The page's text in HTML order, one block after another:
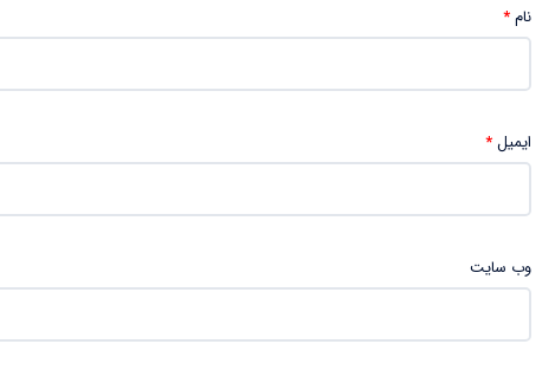
نام*
ایمیل*
وب‌ سایت